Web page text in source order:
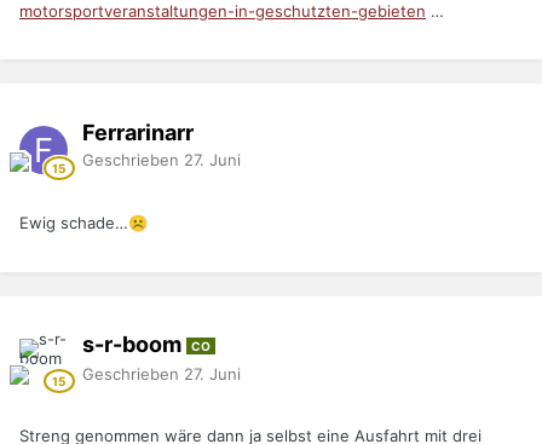
motorsportveranstaltungen-in-geschutzten-gebieten …
Ferrarinarr
Geschrieben 27. Juni
Ewig schade…☹️
s-r-boom CO
Geschrieben 27. Juni
Streng genommen wäre dann ja selbst eine Ausfahrt mit drei